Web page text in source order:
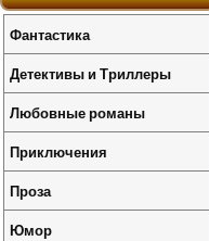
Фантастика
Детективы и Триллеры
Любовные романы
Приключения
Проза
Юмор